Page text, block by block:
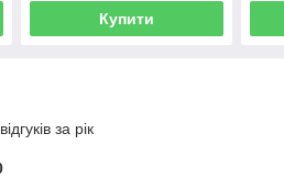
Купити
за рік